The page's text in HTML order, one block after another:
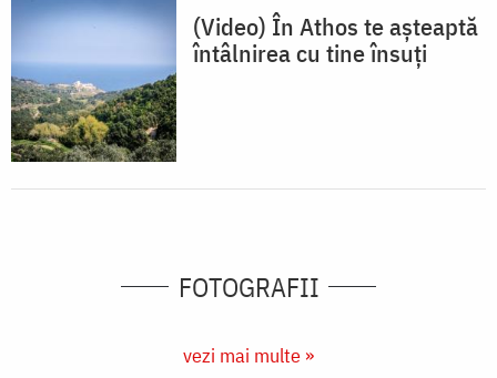
(Video) În Athos te așteaptă
întâlnirea cu tine însuți
FOTOGRAFII
vezi mai multe »